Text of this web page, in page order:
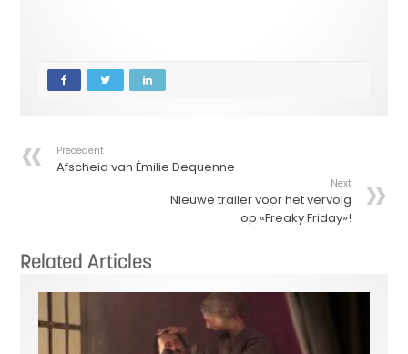
Précedent
Afscheid van Émilie Dequenne
Next
Nieuwe trailer voor het vervolg
op «Freaky Friday»!
Related Articles